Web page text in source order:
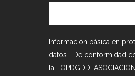
Información básica en
datos.- De conformidad
la LOPDGDD,